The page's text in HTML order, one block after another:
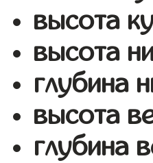
высота
высота
глубина
высота
глубина